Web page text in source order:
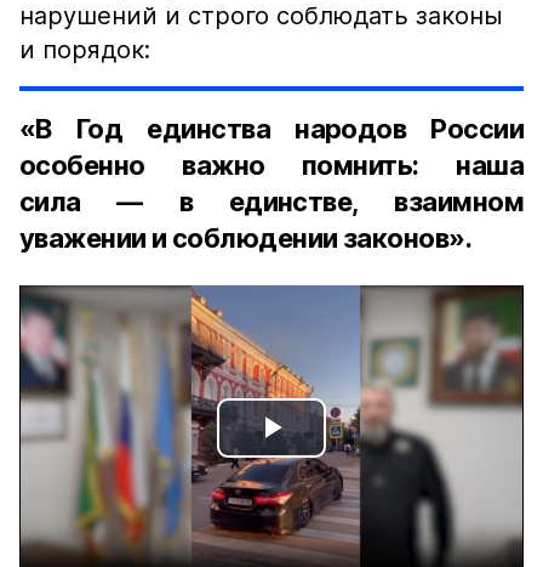
нарушений и строго соблюдать законы
и порядок:
«В Год единства народов России
особенно важно помнить: наша
сила — в единстве, взаимном
уважении и соблюдении законов».
Play
Video